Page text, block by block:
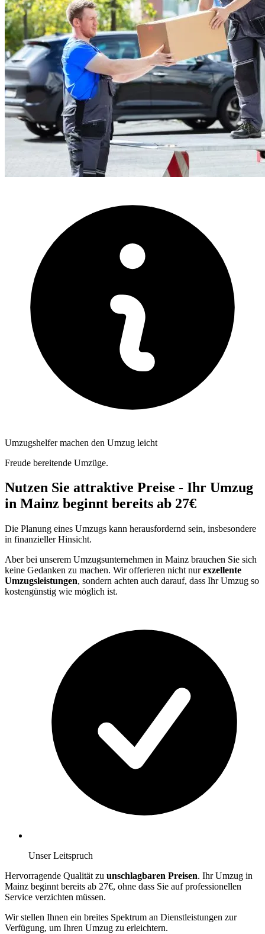
Umzugshelfer machen den Umzug leicht
Freude bereitende Umzüge.
Nutzen Sie attraktive Preise - Ihr Umzug
in Mainz beginnt bereits ab 27€
Die Planung eines Umzugs kann herausfordernd sein, insbesondere
in finanzieller Hinsicht.
Aber bei unserem Umzugsunternehmen in Mainz brauchen Sie sich
keine Gedanken zu machen. Wir offerieren nicht nurexzellente
Umzugsleistungen, sondern achten auch darauf, dass Ihr Umzug so
kostengünstig wie möglich ist.
Unser Leitspruch
Hervorragende Qualität zu unschlagbaren Preisen. Ihr Umzug in
Mainz beginnt bereits ab 27€, ohne dass Sie auf professionellen
Service verzichten müssen.
Wir stellen Ihnen ein breites Spektrum an Dienstleistungen zur
Verfügung, um Ihren Umzug zu erleichtern.